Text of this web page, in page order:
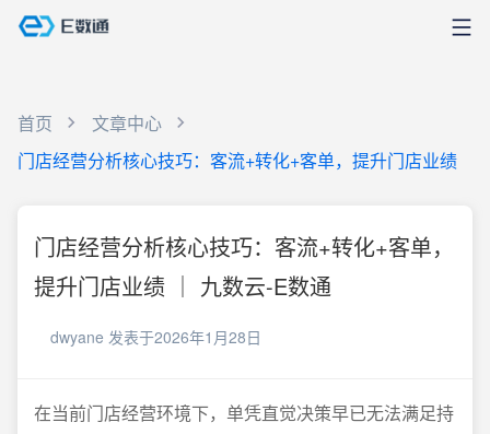
首页
文章中心
门店经营分析核心技巧：客流+转化+客单，提升门店业绩
门店经营分析核心技巧：客流+转化+客单，
提升门店业绩 ｜ 九数云-E数通
dwyane 发表于2026年1月28日
在当前门店经营环境下，单凭直觉决策早已无法满足持